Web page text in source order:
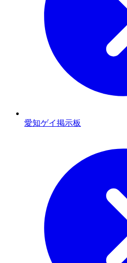
愛知ゲイ掲示板